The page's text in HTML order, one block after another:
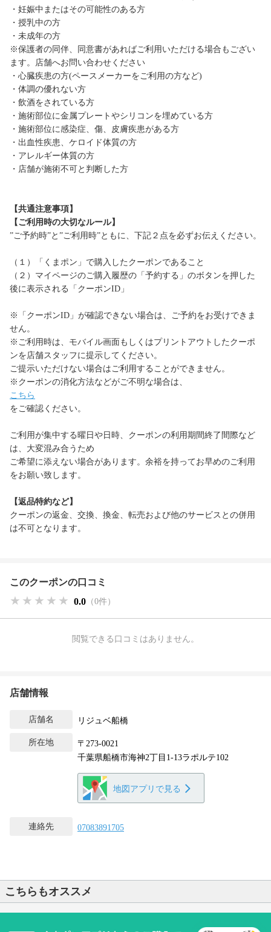
・妊娠中またはその可能性のある方
・授乳中の方
・未成年の方
※保護者の同伴、同意書があればご利用いただける場合もござい
ます。店舗へお問い合わせください
・心臓疾患の方(ペースメーカーをご利用の方など)
・体調の優れない方
・飲酒をされている方
・施術部位に金属プレートやシリコンを埋めている方
・施術部位に感染症、傷、皮膚疾患がある方
・出血性疾患、ケロイド体質の方
・アレルギー体質の方
・店舗が施術不可と判断した方
【共通注意事項】
【ご利用時の大切なルール】
”ご予約時”と”ご利用時”ともに、下記２点を必ずお伝えください。
（１）「くまポン」で購入したクーポンであること
（２）マイページのご購入履歴の「予約する」のボタンを押した
後に表示される「クーポンID」
※「クーポンID」が確認できない場合は、ご予約をお受けできま
せん。
※ご利用時は、モバイル画面もしくはプリントアウトしたクーポ
ンを店舗スタッフに提示してください。
ご提示いただけない場合はご利用することができません。
※クーポンの消化方法などがご不明な場合は、
こちら
をご確認ください。
ご利用が集中する曜日や日時、クーポンの利用期間終了間際など
は、大変混み合うため
ご希望に添えない場合があります。余裕を持ってお早めのご利用
をお願い致します。
【返品特約など】
クーポンの返金、交換、換金、転売および他のサービスとの併用
は不可となります。
このクーポンの口コミ
★★★★★
★★★★★
★★★★★ 0.0 （0件）
閲覧できる口コミはありません。
店舗情報
店舗名 リジュベ船橋
所在地
〒273-0021
千葉県船橋市海神2丁目1-13ラポルテ102
地図アプリで見る
連絡先 07083891705
こちらもオススメ